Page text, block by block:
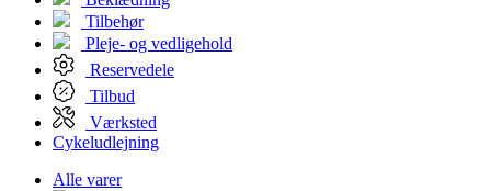
Tilbehør
Pleje- og vedligehold
Reservedele
Tilbud
Værksted
Cykeludlejning
Alle varer